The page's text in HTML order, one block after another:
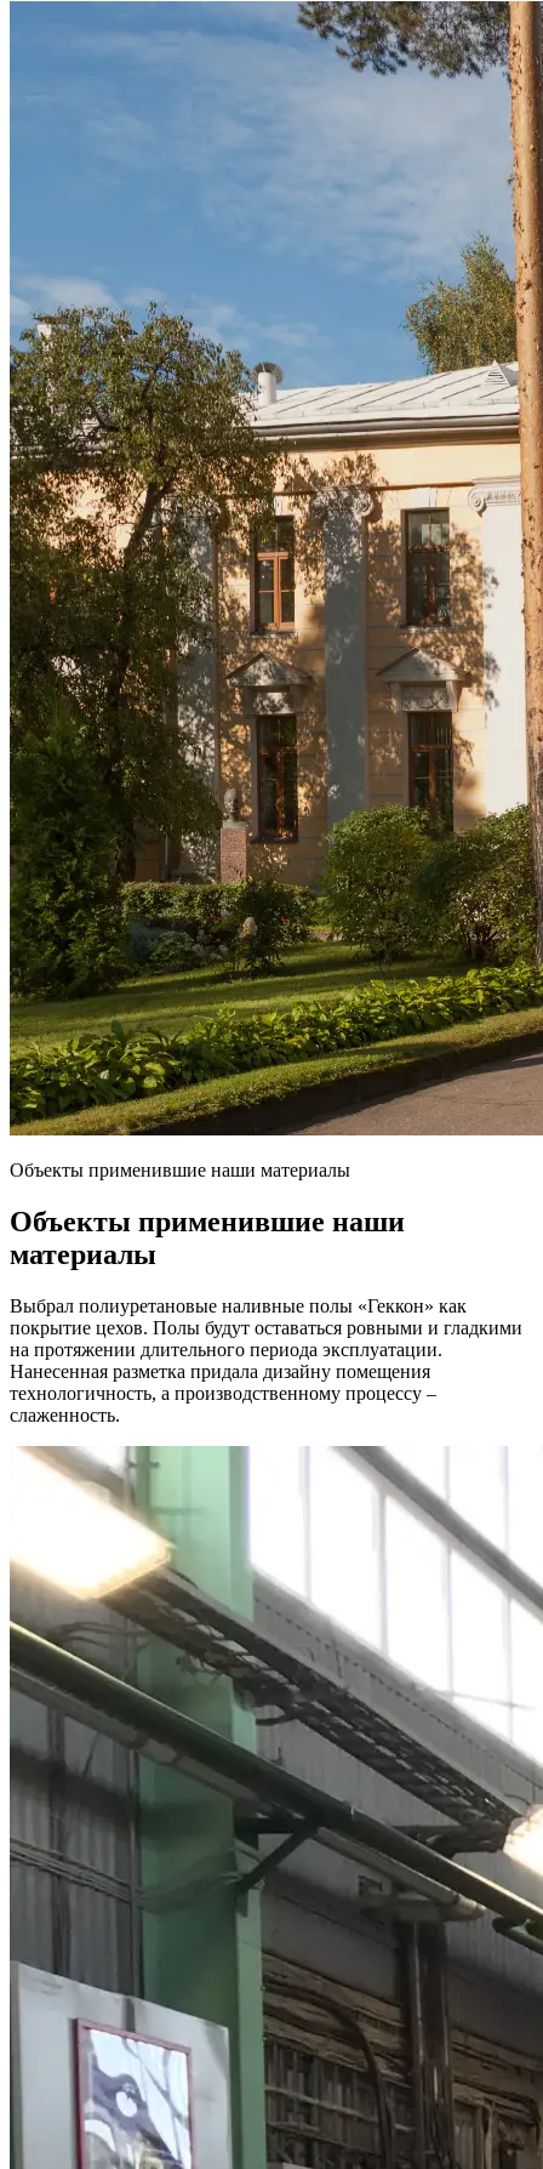
Объекты применившие наши материалы
Объекты применившие наши
материалы
Выбрал полиуретановые наливные полы «Геккон» как
покрытие цехов. Полы будут оставаться ровными и гладкими
на протяжении длительного периода эксплуатации.
Нанесенная разметка придала дизайну помещения
технологичность, а производственному процессу –
слаженность.